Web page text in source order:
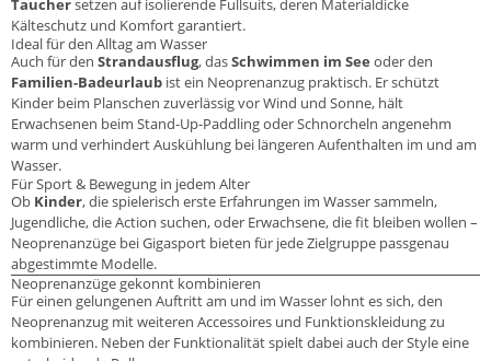
Kälteschutz und Komfort garantiert.
Ideal für den Alltag am Wasser
Auch für den Strandausflug, dasSchwimmen im See oder den
Familien-Badeurlaub ist ein Neoprenanzug praktisch. Er schützt
Kinder beim Planschen zuverlässig vor Wind und Sonne, hält
Erwachsenen beim Stand-Up-Paddling oder Schnorcheln angenehm
warm und verhindert Auskühlung bei längeren Aufenthalten im und am
Wasser.
Für Sport & Bewegung in jedem Alter
Ob Kinder, die spielerisch erste Erfahrungen im Wasser sammeln,
Jugendliche, die Action suchen, oder Erwachsene, die fit bleiben wollen –
Neoprenanzüge bei Gigasport bieten für jede Zielgruppe passgenau
abgestimmte Modelle.
Neoprenanzüge gekonnt kombinieren
Für einen gelungenen Auftritt am und im Wasser lohnt es sich, den
Neoprenanzug mit weiteren Accessoires und Funktionskleidung zu
kombinieren. Neben der Funktionalität spielt dabei auch der Style eine